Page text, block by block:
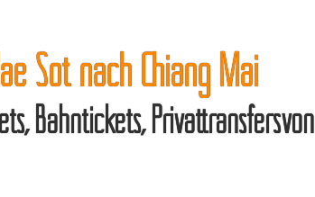
Sot nach Chiang Mai
Bahntickets, Privattransfersvon